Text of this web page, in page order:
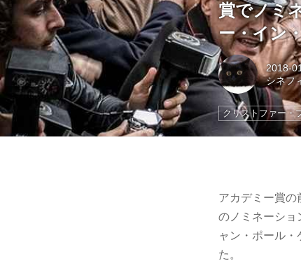
賞でノミ
ー・イン
2018-
シネフ
クリストファー・
アカデミー賞の
のノミネーショ
ャン・ポール
た。